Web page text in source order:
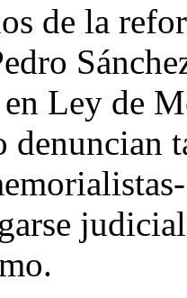
de la
Ley de
denuncian